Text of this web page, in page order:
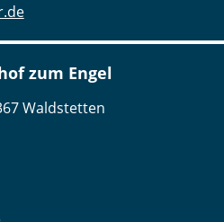
zum Engel
Waldstetten